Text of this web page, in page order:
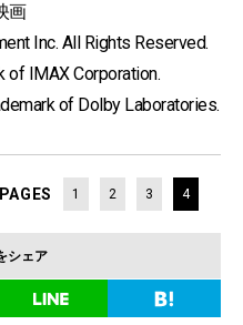
画
Inc. All Rights Reserved.
of IMAX Corporation.
of Dolby Laboratories.
PAGES 1 2 3 4
シェア